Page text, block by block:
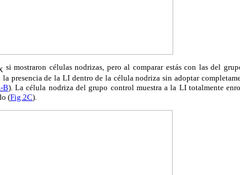
si mostraron células nodrizas, pero al comparar estás con las del
la presencia de la LI dentro de la célula nodriza sin adoptar
B). La célula nodriza del grupo control muestra a la LI totalmente
(Fig.2C).